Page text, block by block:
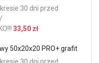
30 dni przed
33,50 zł
50x20x20 PRO+ grafit